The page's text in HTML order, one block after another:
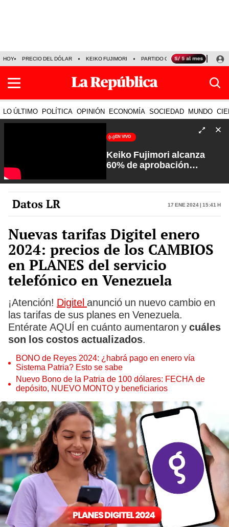
HOY PRECIO DEL DÓLAR KEIKO FUJIMORI PARTIDO OBRAS ARMONÍA 10
LO ÚLTIMO POLÍTICA OPINIÓN ECONOMÍA SOCIEDAD MUNDO
EN VIVO
Keiko Fujimori alcanza
60% de aprobación
Rosa María Palacios
Datos LR 17 Ene 2024 | 15:41 h
Nuevas tarifas Digitel enero
2024: precios de los CAMBIOS
en PLANES del servicio
telefónico en Venezuela
¡Atención! Digitel anunció un nuevo cambio en
las tarifas de sus planes en Venezuela.
Entérate AQUÍ en cuánto aumentaron y cuáles
son los costos actualizados.
BONO de Reyes 2024: ¿habrá pago en enero vía
Sistema Patria? Esto se sabe
Nuevo Bono de la Patria de 100 dólares: FECHA de
depósito, NUEVO MONTO y beneficiarios